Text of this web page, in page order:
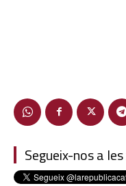
Segueix-nos a